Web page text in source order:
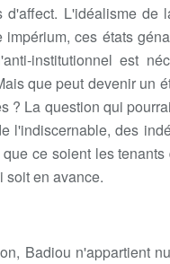
L'idéalisme de
ces états
institutionnel est
que peut devenir un
? La question qui
l'indiscernable, des
ce soient les
soit en avance.
Badiou n'appartient